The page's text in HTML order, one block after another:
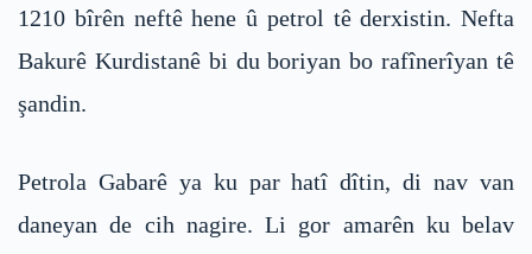
1210 bîrên neftê hene û petrol tê derxistin. Nefta
Bakurê Kurdistanê bi du boriyan bo rafînerîyan tê
şandin.
Petrola Gabarê ya ku par hatî dîtin, di nav van
daneyan de cih nagire. Li gor amarên ku belav